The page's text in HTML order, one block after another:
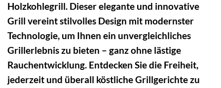
Holzkohlegrill. Dieser elegante und innovative
Grill vereint stilvolles Design mit modernster
Technologie, um Ihnen ein unvergleichliches
Grillerlebnis zu bieten – ganz ohne lästige
Rauchentwicklung. Entdecken Sie die Freiheit,
jederzeit und überall köstliche Grillgerichte zu